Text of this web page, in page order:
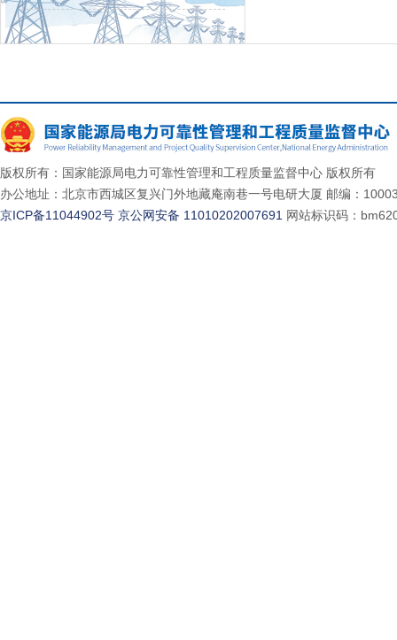
版权所有：国家能源局电力可靠性管理和工程质量监督中心 版权所有
办公地址：北京市西城区复兴门外地藏庵南巷一号电研大厦 邮编：
京ICP备11044902号 京公网安备 11010202007691 网站标识码：